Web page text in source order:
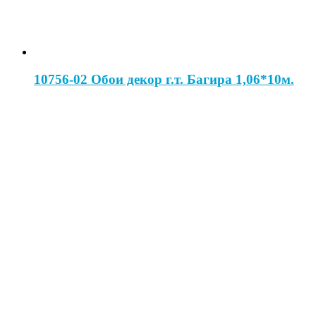
10756-02 Обои декор г.т. Багира 1,06*10м.